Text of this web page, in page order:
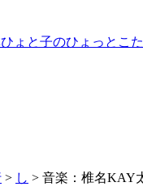
ひょと子のひょっとこ
> し > 音楽：椎名KAY